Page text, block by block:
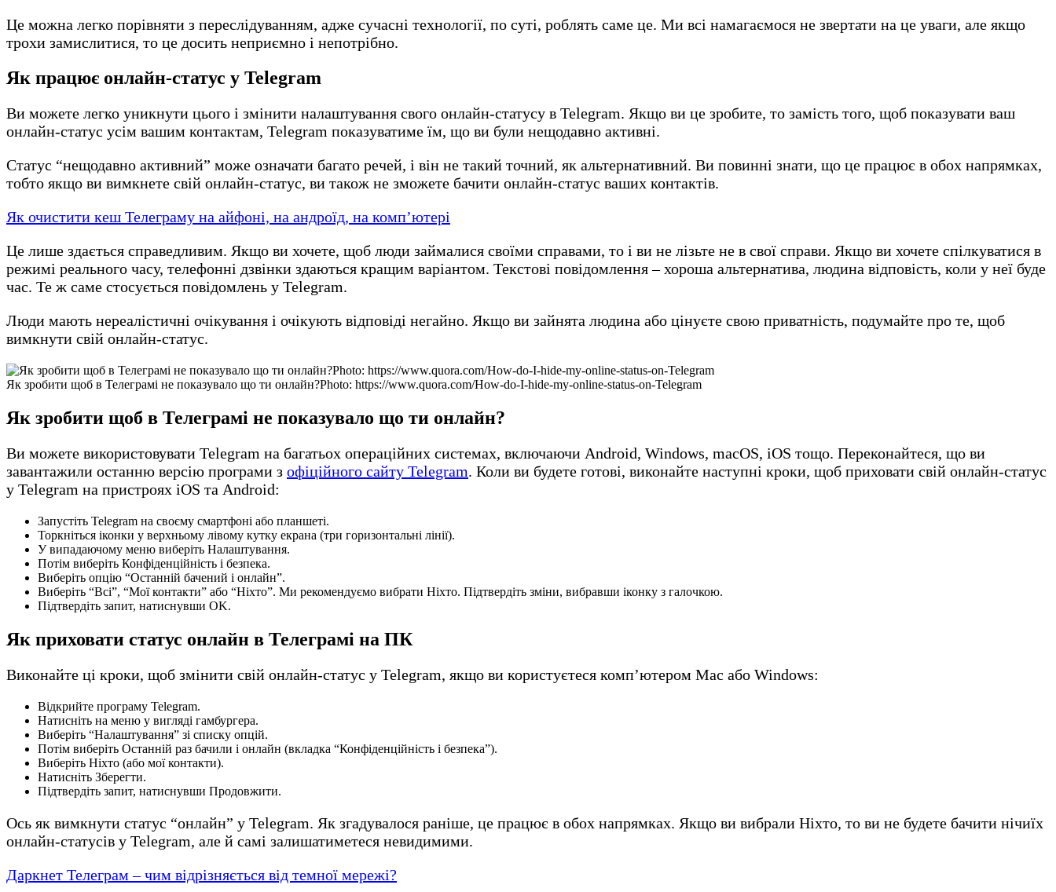
Це можна легко порівняти з переслідуванням, адже сучасні технології, по суті, роблять саме це. Ми всі намагаємося не звертати на це уваги, але якщо
трохи замислитися, то це досить неприємно і непотрібно.
Як працює онлайн-статус у Telegram
Ви можете легко уникнути цього і змінити налаштування свого онлайн-статусу в Telegram. Якщо ви це зробите, то замість того, щоб показувати ваш
онлайн-статус усім вашим контактам, Telegram показуватиме їм, що ви були нещодавно активні.
Статус “нещодавно активний” може означати багато речей, і він не такий точний, як альтернативний. Ви повинні знати, що це працює в обох напрямках,
тобто якщо ви вимкнете свій онлайн-статус, ви також не зможете бачити онлайн-статус ваших контактів.
Як очистити кеш Телеграму на айфоні, на андроїд, на комп’ютері
Це лише здається справедливим. Якщо ви хочете, щоб люди займалися своїми справами, то і ви не лізьте не в свої справи. Якщо ви хочете спілкуватися в
режимі реального часу, телефонні дзвінки здаються кращим варіантом. Текстові повідомлення – хороша альтернатива, людина відповість, коли у неї буде
час. Те ж саме стосується повідомлень у Telegram.
Люди мають нереалістичні очікування і очікують відповіді негайно. Якщо ви зайнята людина або цінуєте свою приватність, подумайте про те, щоб
вимкнути свій онлайн-статус.
Як зробити щоб в Телеграмі не показувало що ти онлайн?Photo: https://www.quora.com/How-do-I-hide-my-online-status-on-Telegram
Як зробити щоб в Телеграмі не показувало що ти онлайн?
Ви можете використовувати Telegram на багатьох операційних системах, включаючи Android, Windows, macOS, iOS тощо. Переконайтеся, що ви
завантажили останню версію програми з офіційного сайту Telegram. Коли ви будете готові, виконайте наступні кроки, щоб приховати свій онлайн-статус
у Telegram на пристроях iOS та Android:
Запустіть Telegram на своєму смартфоні або планшеті.
Торкніться іконки у верхньому лівому кутку екрана (три горизонтальні лінії).
У випадаючому меню виберіть Налаштування.
Потім виберіть Конфіденційність і безпека.
Виберіть опцію “Останній бачений і онлайн”.
Виберіть “Всі”, “Мої контакти” або “Ніхто”. Ми рекомендуємо вибрати Ніхто. Підтвердіть зміни, вибравши іконку з галочкою.
Підтвердіть запит, натиснувши OK.
Як приховати статус онлайн в Телеграмі на ПК
Виконайте ці кроки, щоб змінити свій онлайн-статус у Telegram, якщо ви користуєтеся комп’ютером Mac або Windows:
Відкрийте програму Telegram.
Натисніть на меню у вигляді гамбургера.
Виберіть “Налаштування” зі списку опцій.
Потім виберіть Останній раз бачили і онлайн (вкладка “Конфіденційність і безпека”).
Виберіть Ніхто (або мої контакти).
Натисніть Зберегти.
Підтвердіть запит, натиснувши Продовжити.
Ось як вимкнути статус “онлайн” у Telegram. Як згадувалося раніше, це працює в обох напрямках. Якщо ви вибрали Ніхто, то ви не будете бачити нічиїх
онлайн-статусів у Telegram, але й самі залишатиметеся невидимими.
Даркнет Телеграм – чим відрізняється від темної мережі?